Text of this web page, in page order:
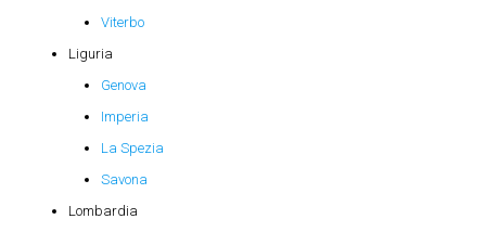
Viterbo
Liguria
Genova
Imperia
La Spezia
Savona
Lombardia